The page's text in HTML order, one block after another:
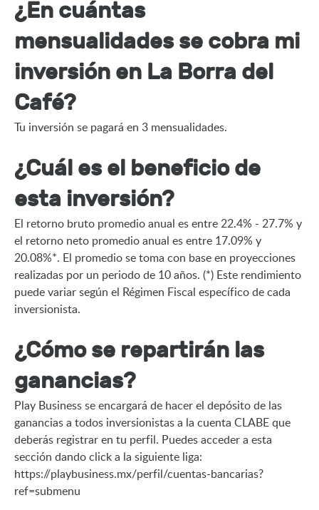
¿En cuántas
mensualidades se cobra mi
inversión en La Borra del
Café?
Tu inversión se pagará en 3 mensualidades.
¿Cuál es el beneficio de
esta inversión?
El retorno bruto promedio anual es entre 22.4% - 27.7% y
el retorno neto promedio anual es entre 17.09% y
20.08%*. El promedio se toma con base en proyecciones
realizadas por un periodo de 10 años. (*) Este rendimiento
puede variar según el Régimen Fiscal específico de cada
inversionista.
¿Cómo se repartirán las
ganancias?
Play Business se encargará de hacer el depósito de las
ganancias a todos inversionistas a la cuenta CLABE que
deberás registrar en tu perfil. Puedes acceder a esta
sección dando click a la siguiente liga:
https://playbusiness.mx/perfil/cuentas-bancarias?
ref=submenu